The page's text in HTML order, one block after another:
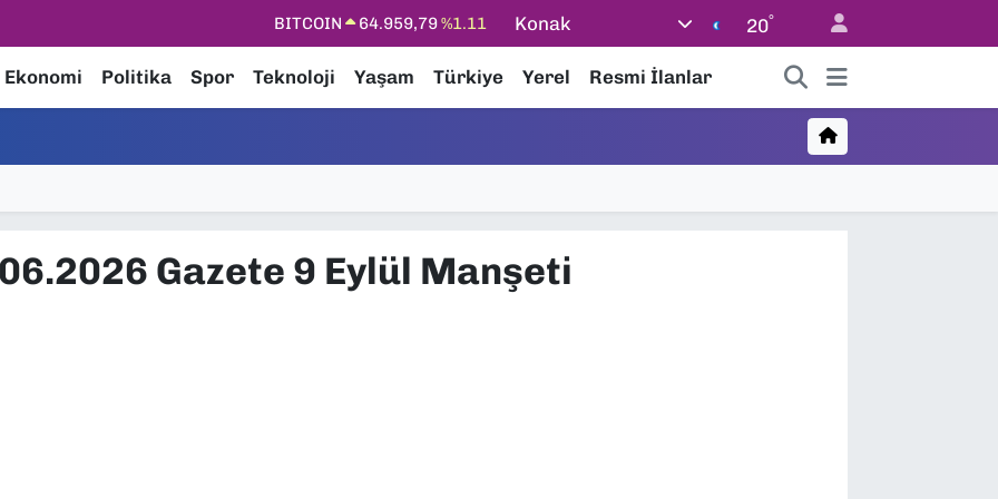
BITCOIN 64.959,79%1.11
EURO
55,2510%0.32
Konak 20°
Ekonomi Politika Spor Teknoloji Yaşam Türkiye Yerel Resmi İlanlar
Gazete 9 Eylül Manşeti